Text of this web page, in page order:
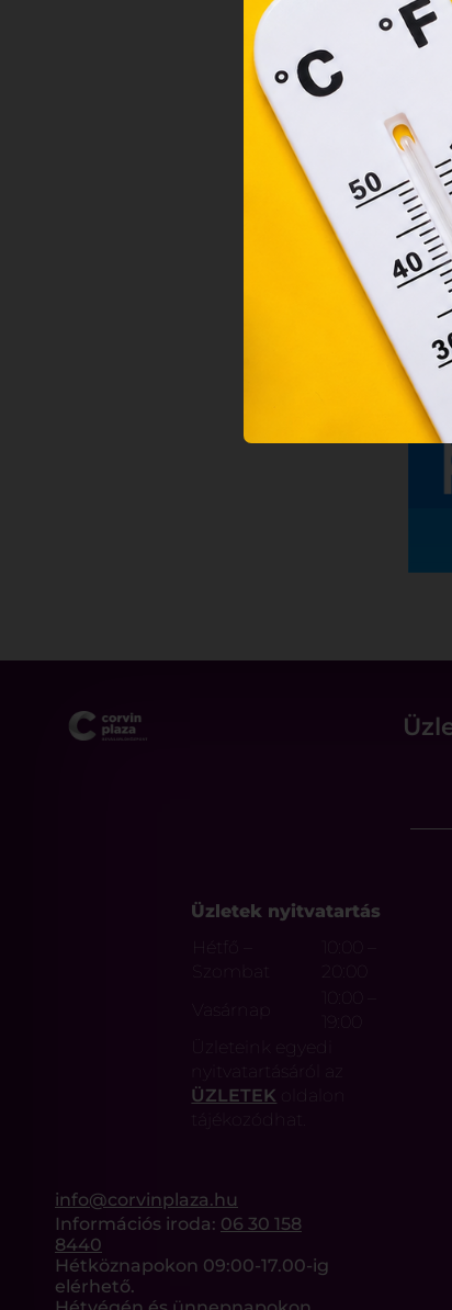
Üzletek nyitvatartás
Hétfő –
Szombat
20:00
Vasárnap
Üzleteink egyedi
nyitvatartásáról az
ÜZLETEK oldalon
tájékozódhat.
info@corvinplaza.hu
Információs iroda: 06 30 158
8440
Hétköznapokon 09:00-17.00-ig
elérhető.